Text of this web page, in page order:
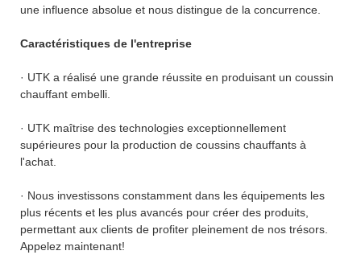
une influence absolue et nous distingue de la concurrence.
Caractéristiques de l'entreprise
· UTK a réalisé une grande réussite en produisant un coussin
chauffant embelli.
· UTK maîtrise des technologies exceptionnellement
supérieures pour la production de coussins chauffants à
l'achat.
· Nous investissons constamment dans les équipements les
plus récents et les plus avancés pour créer des produits,
permettant aux clients de profiter pleinement de nos trésors.
Appelez maintenant!